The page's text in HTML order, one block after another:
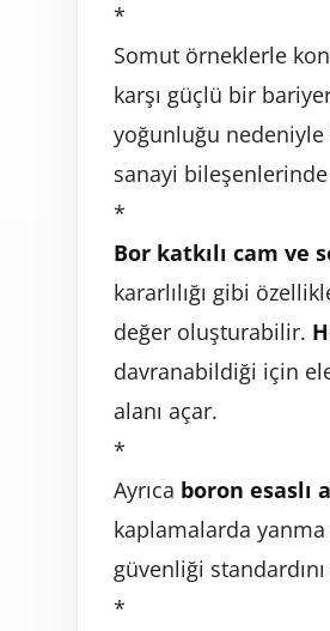
*
Somut örneklerle
karşı güçlü bir
yoğunluğu nedeniyle
sanayi
*
Bor katkılı cam ve
kararlılığı gibi
değer oluşturabilir.
davranabildiği için
alanı açar.
*
Ayrıca boron esaslı
kaplamalarda yanma
güvenliği
*